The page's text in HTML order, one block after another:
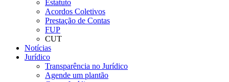
Estatuto
Acordos Coletivos
Prestação de Contas
FUP
CUT
Notícias
Jurídico
Transparência no Jurídico
Agende um plantão